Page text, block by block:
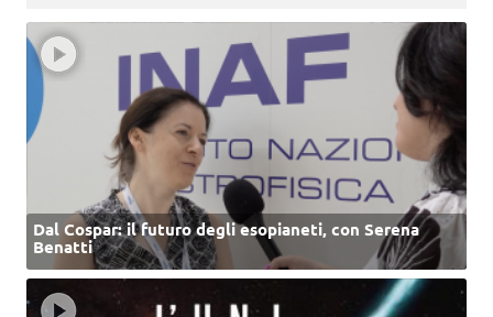
Dal Cospar: il futuro degli esopianeti, con Serena
Benatti